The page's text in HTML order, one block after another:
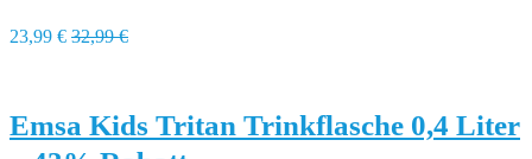
23,99 € 32,99 €
Emsa Kids Tritan Trinkflasche 0,4 Liter